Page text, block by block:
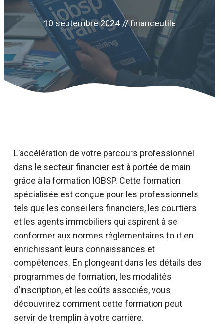
10 septembre 2024 // financeutile
L’accélération de votre parcours professionnel
dans le secteur financier est à portée de main
grâce à la formation IOBSP. Cette formation
spécialisée est conçue pour les professionnels
tels que les conseillers financiers, les courtiers
et les agents immobiliers qui aspirent à se
conformer aux normes réglementaires tout en
enrichissant leurs connaissances et
compétences. En plongeant dans les détails des
programmes de formation, les modalités
d’inscription, et les coûts associés, vous
découvrirez comment cette formation peut
servir de tremplin à votre carrière.